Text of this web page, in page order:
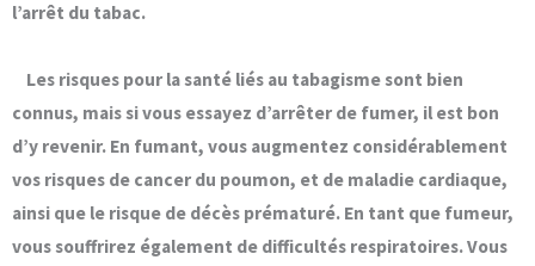
l’arrêt du tabac.
Les risques pour la santé liés au tabagisme sont bien
connus, mais si vous essayez d’arrêter de fumer, il est bon
d’y revenir. En fumant, vous augmentez considérablement
vos risques de cancer du poumon, et de maladie cardiaque,
ainsi que le risque de décès prématuré. En tant que fumeur,
vous souffrirez également de difficultés respiratoires. Vous